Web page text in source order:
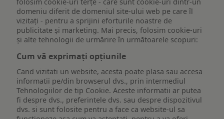
domeniu diferit de domeniul site-ului web pe care îl
vizitați - pentru a sprijini eforturile noastre de
publicitate și marketing. Mai precis, folosim cookie-uri
și alte tehnologii de urmărire în următoarele scopuri:
Cum vă exprimați opțiunile
Cand vizitati un website, acesta poate plasa sau accesa
informatii pe/din browserul dvs., prin intermediul
Tehnologiilor de tip Cookie. Aceste informatii ar putea
fi despre dvs., preferintele dvs. sau despre dispozitivul
dvs. si sunt folosite pentru a face ca website-ul sa